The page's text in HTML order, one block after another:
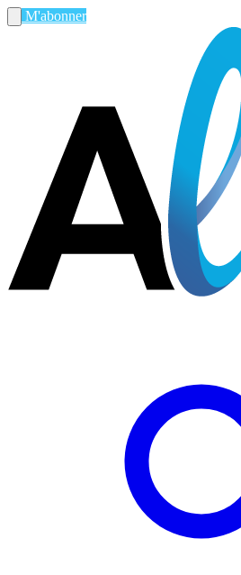
M'abonner